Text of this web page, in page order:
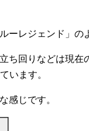
ーレジェンド」の
ち回りなどは現
います。
感じです。